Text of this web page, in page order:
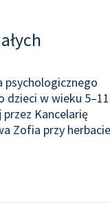
psychologicznego
dzieci w wieku 5–11
Kancelarię
Zofia przy herbacie